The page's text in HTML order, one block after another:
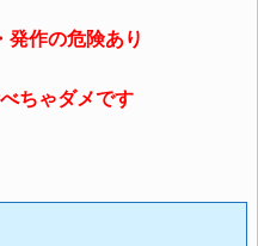
発作の危険あり
ちゃダメです